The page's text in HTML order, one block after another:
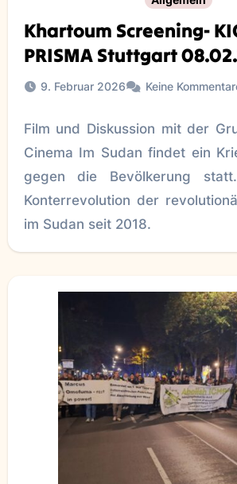
Khartoum Screening-
PRISMA Stuttgart
9. Februar 2026 Keine
Film und Diskussion mit der
Cinema Im Sudan findet ein
gegen die Bevölkerung
Konterrevolution der
im Sudan seit 2018.